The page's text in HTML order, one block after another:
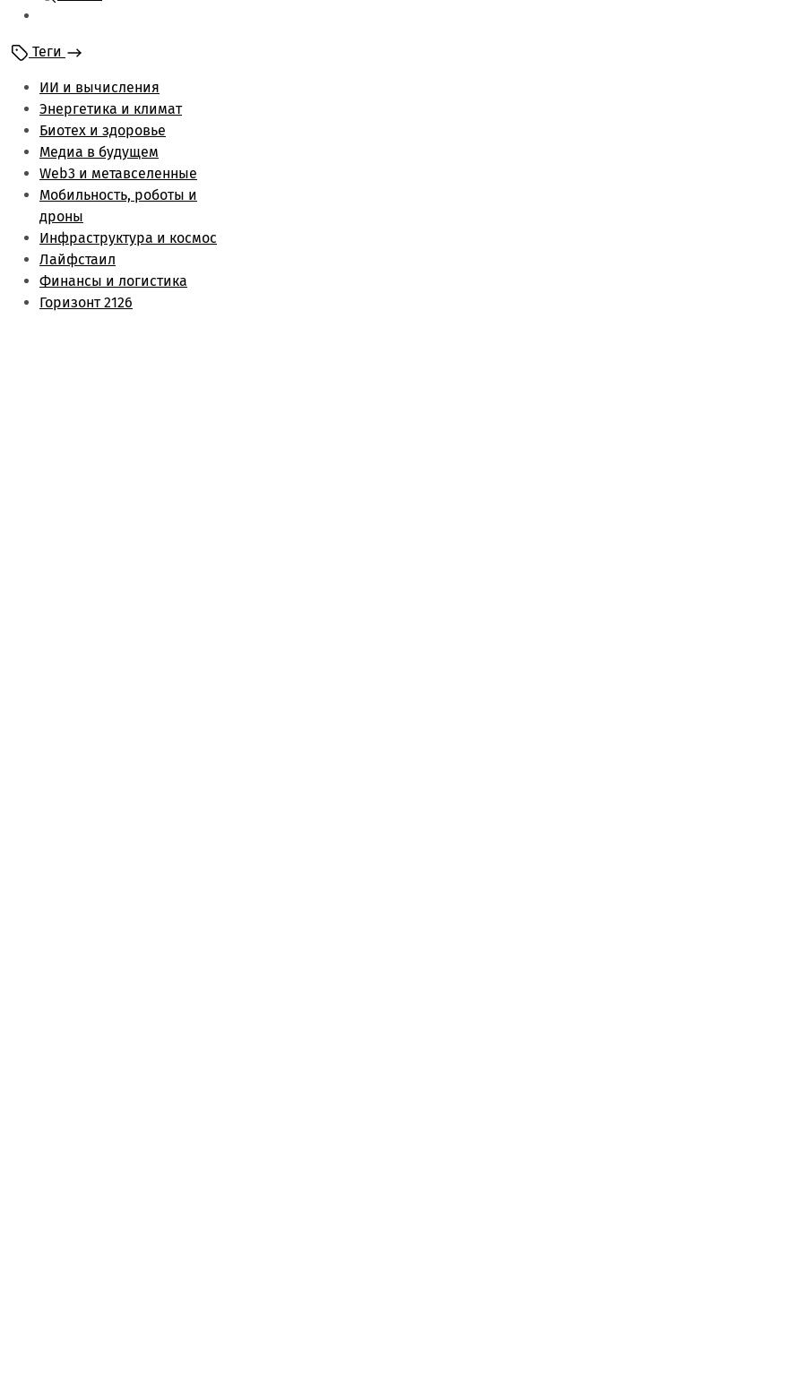
Энергетика и климат
Лайфстаил
Биотех и здоровье
Финансы и логистика
Метаверс и web3
Инфраструктура и
космос
Будущее медиа
Обзоры
Теги
ИИ и вычисления
Энергетика и климат
Биотех и здоровье
Медиа в будущем
Web3 и метавселенные
Мобильность, роботы и
дроны
Инфраструктура и космос
Лайфстаил
Финансы и логистика
Горизонт 2126